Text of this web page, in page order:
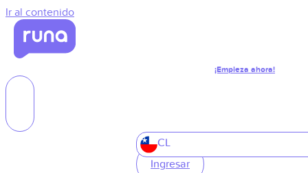
Ir al contenido
¡Empieza ahora!
CL
Ingresar